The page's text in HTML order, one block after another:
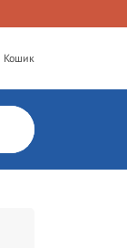
Кошик